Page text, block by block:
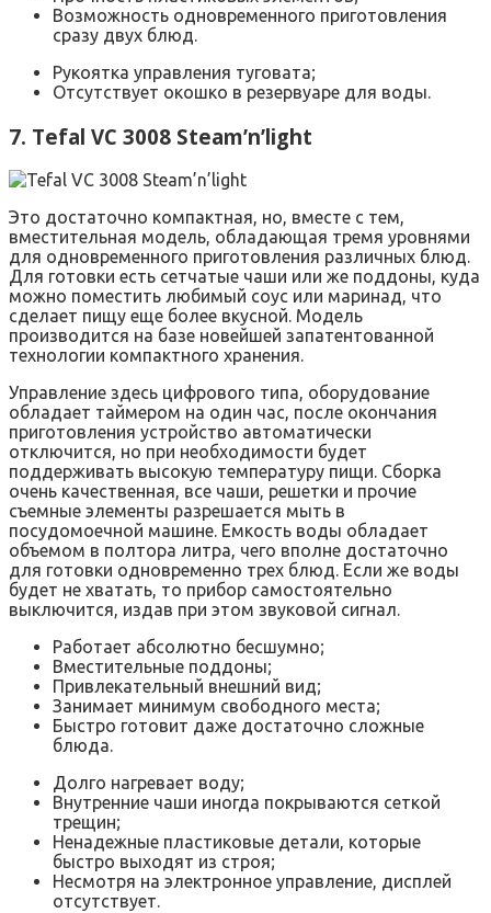
Возможность одновременного приготовления
сразу двух блюд.
Рукоятка управления туговата;
Отсутствует окошко в резервуаре для воды.
7. Tefal VC 3008 Steam’n’light
Это достаточно компактная, но, вместе с тем,
вместительная модель, обладающая тремя уровнями
для одновременного приготовления различных блюд.
Для готовки есть сетчатые чаши или же поддоны, куда
можно поместить любимый соус или маринад, что
сделает пищу еще более вкусной. Модель
производится на базе новейшей запатентованной
технологии компактного хранения.
Управление здесь цифрового типа, оборудование
обладает таймером на один час, после окончания
приготовления устройство автоматически
отключится, но при необходимости будет
поддерживать высокую температуру пищи. Сборка
очень качественная, все чаши, решетки и прочие
съемные элементы разрешается мыть в
посудомоечной машине. Емкость воды обладает
объемом в полтора литра, чего вполне достаточно
для готовки одновременно трех блюд. Если же воды
будет не хватать, то прибор самостоятельно
выключится, издав при этом звуковой сигнал.
Работает абсолютно бесшумно;
Вместительные поддоны;
Привлекательный внешний вид;
Занимает минимум свободного места;
Быстро готовит даже достаточно сложные
блюда.
Долго нагревает воду;
Внутренние чаши иногда покрываются сеткой
трещин;
Ненадежные пластиковые детали, которые
быстро выходят из строя;
Несмотря на электронное управление, дисплей
отсутствует.